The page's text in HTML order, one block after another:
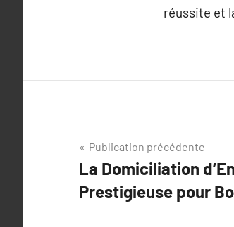
réussite et
Navigation
de
l’article
Publication précédente
La Domiciliation
Prestigieuse pour